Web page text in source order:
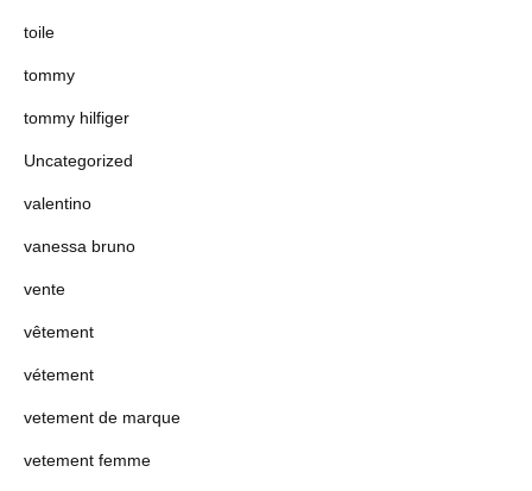
toile
tommy
tommy hilfiger
Uncategorized
valentino
vanessa bruno
vente
vêtement
vétement
vetement de marque
vetement femme